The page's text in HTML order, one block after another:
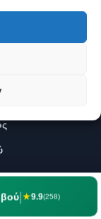
|★9.9(258)
πηγή